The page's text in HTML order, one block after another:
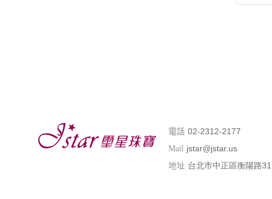
電話 02-2312-2177
Mail jstar@jstar.us
地址 台北市中正區衡陽路